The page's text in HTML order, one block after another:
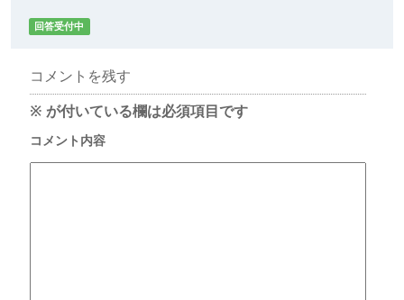
回答受付中
コメントを残す
※ が付いている欄は必須項目です